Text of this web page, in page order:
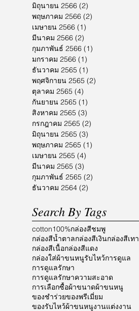
มิถุนายน 2566 (2)
พฤษภาคม 2566 (2)
เมษายน 2566 (1)
มีนาคม 2566 (2)
กุมภาพันธ์ 2566 (1)
มกราคม 2566 (1)
ธันวาคม 2565 (1)
พฤศจิกายน 2565 (2)
ตุลาคม 2565 (4)
กันยายน 2565 (1)
สิงหาคม 2565 (3)
กรกฎาคม 2565 (2)
มิถุนายน 2565 (3)
พฤษภาคม 2565 (1)
เมษายน 2565 (4)
มีนาคม 2565 (3)
กุมภาพันธ์ 2565 (2)
ธันวาคม 2564 (2)
Search By Tags
cotton100%กล่องสีชมพู
กล่องสีน้ำตาลกล่องสีเงินกล่องสีเทา
กล่องสีเนื้อกล่องสีแดง
กล่องใส่ผ้าขนหนูรับไหว้การดูแล
การดูแลรักษา
การดูแลรักษาความสะอาด
การเลือกซื้อผ้าขนาดผ้าขนหนู
ของชำร่วยของพรีเมี่ยม
ของรับไหว้ผ้าขนหนูงานแต่งงาน